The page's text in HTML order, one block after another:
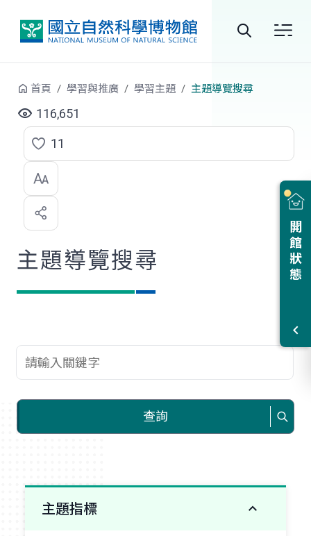
站
尋
開館狀態
首頁 學習與推廣 學習主題 主題導覽搜尋
116,651
點
選
喜
歡
11
主題導覽搜尋
查詢關鍵字
查詢
主題指標